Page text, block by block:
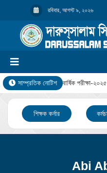
রবিবার, আগস্ট ৯, ২০২৬
সাম্প্রতিক নোটিশ বার্ষিক পরীক্ষা-২০২৫
শিক্ষক কর্নার
Abi